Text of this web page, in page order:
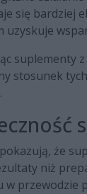
się bardziej
uzyskuje
suplementy
stosunek
że
niż
w przewodzie